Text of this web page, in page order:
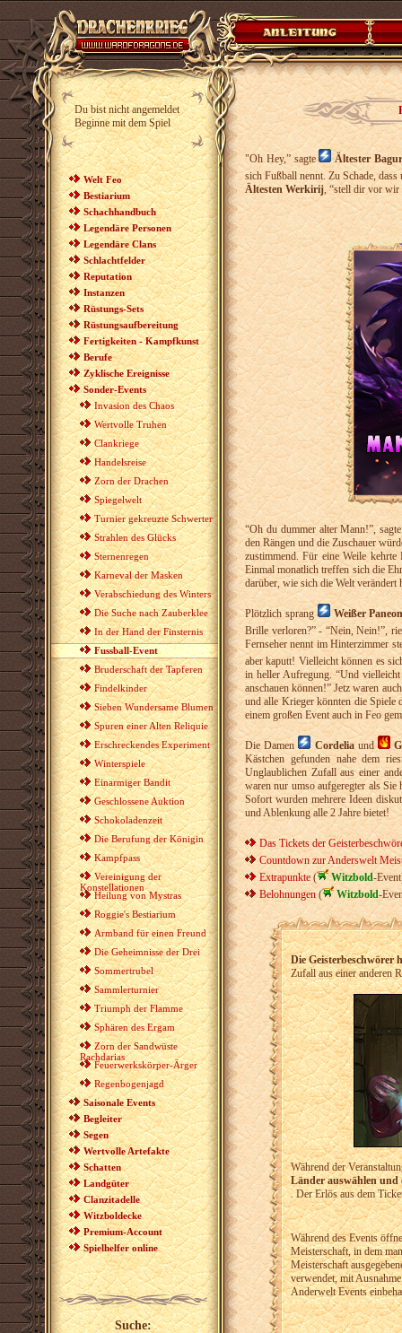
Du bist nicht angemeldet
Beginne mit dem Spiel
Welt Feo
Bestiarium
Schachhandbuch
Legendäre Personen
Legendäre Clans
Schlachtfelder
Reputation
Instanzen
Rüstungs-Sets
Rüstungsaufbereitung
Fertigkeiten - Kampfkunst
Berufe
Zyklische Ereignisse
Sonder-Events
Invasion des Chaos
Wertvolle Truhen
Clankriege
Handelsreise
Zorn der Drachen
Spiegelwelt
Turnier gekreuzte Schwerter
Strahlen des Glücks
Sternenregen
Karneval der Masken
Verabschiedung des Winters
Die Suche nach Zauberklee
In der Hand der Finsternis
Fussball-Event
Bruderschaft der Tapferen
Findelkinder
Sieben Wundersame Blumen
Spuren einer Alten Reliquie
Erschreckendes Experiment
Winterspiele
Einarmiger Bandit
Geschlossene Auktion
Schokoladenzeit
Die Berufung der Königin
Kampfpass
Vereinigung der
Konstellationen
Heilung von Mystras
Roggie's Bestiarium
Armband für einen Freund
Die Geheimnisse der Drei
Sommertrubel
Sammlerturnier
Triumph der Flamme
Sphären des Ergam
Zorn der Sandwüste
Rachdarias
Feuerwerkskörper-Ärger
Regenbogenjagd
Saisonale Events
Begleiter
Segen
Wertvolle Artefakte
Schatten
Landgüter
Clanzitadelle
Witzboldecke
Premium-Account
Spielhelfer online
Suche:
"Oh Hey,” sagte
Ältester
sich Fußball nennt. Zu Schade,
Ältesten Werkirij, “stell dir vor wir
“Oh du dummer alter Mann!”,
den Rängen und die Zuschauer
zustimmend. Für eine Weile
Einmal monatlich treffen sich die
darüber, wie sich die Welt verändert
Plötzlich sprang
Weißer
Brille verloren?” - “Nein, Nein!”,
Fernseher nennt im Hinterzimmer
aber kaputt! Vielleicht können es
in heller Aufregung. “Und
anschauen können!” Jetz waren
und alle Krieger könnten die Spiele
einem großen Event auch in Feo
Die Damen Cordeliaund
Kästchen gefunden nahe dem
Unglaublichen Zufall aus einer
waren nur umso aufgeregter als
Sofort wurden mehrere Ideen
und Ablenkung alle 2 Jahre bietet!
Das Tickets der
Countdown zur Anderswelt
Extrapunkte ( Witzbold-
Belohnungen( Witzbold-
Die Geisterbeschwörer
Zufall aus einer anderen
Während der
Länder auswählen und
. Der Erlös aus dem
Während des Events
Meisterschaft, in dem
Meisterschaft
verwendet, mit
Anderwelt Events